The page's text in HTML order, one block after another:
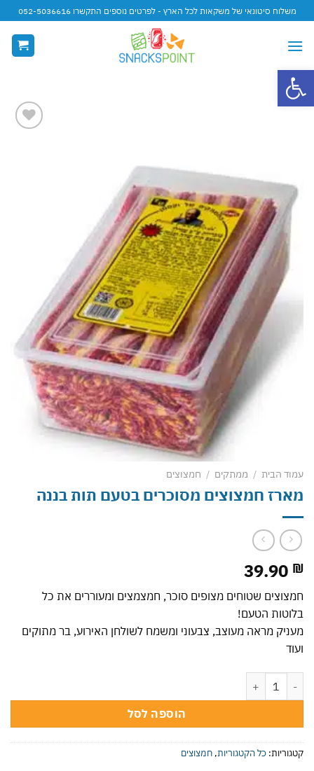
פתח סרגל נגישות
Skip
to
content
משלוח סיטונאי של משקאות לכל הארץ - לפרטים נוספים התקשרו 052-5036616
עמוד הבית / ממתקים / חמצוצים
מארז חמצוצים מסוכרים בטעם תות בננה
39.90 ₪
חמצוצים שטוחים מצופים סוכר, חמצמצים ומעוררים את כל
בלוטות הטעם!
מעניק מראה מעוצב, צבעוני ומשמח לשולחן האירוע, בר מתוקים
ועוד
כמות של מארז חמצוצים מסוכרים בטעם תות בננה
הוספה לסל
קטגוריות: כל הקטגוריות, חמצוצים